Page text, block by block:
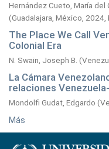
Hernández Cueto, María del
(Guadalajara, México, 2024,
The Place We Call
Colonial Era
N. Swain, Joseph B. (
La Cámara
relaciones
Mondolfi Gudat, Edgardo (
Más